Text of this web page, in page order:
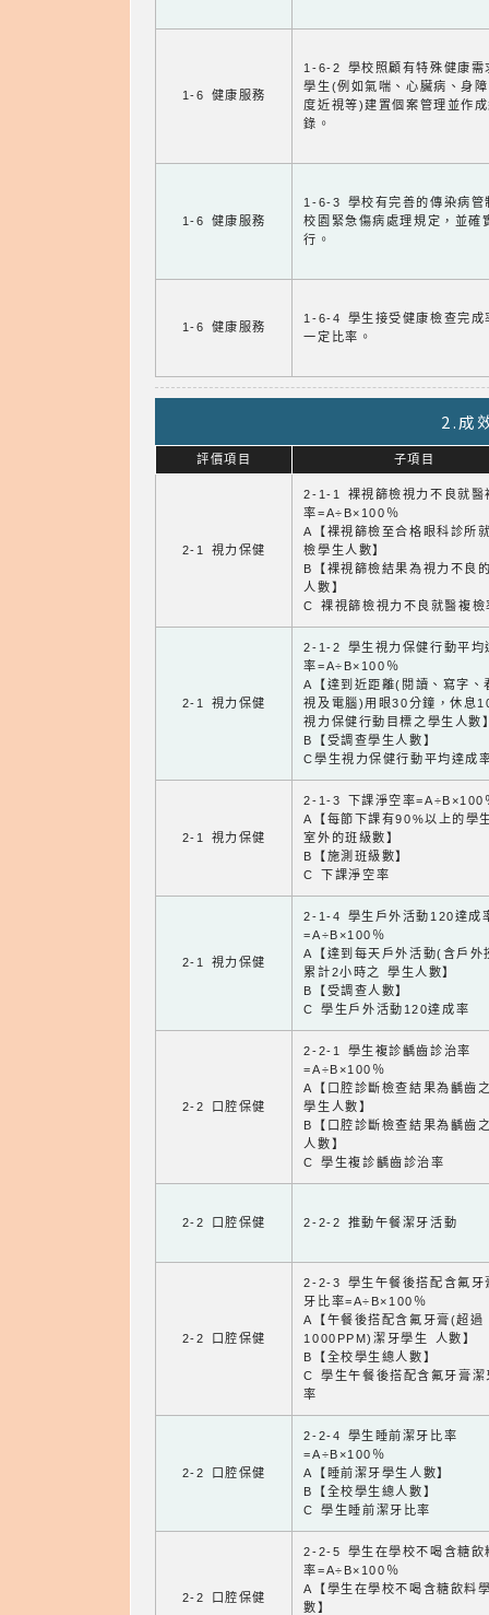
1-6 健康服務
1-6-2 學校照顧有特殊健康需
學生(例如氣喘、心臟病、身
度近視等)建置個案管理並作
錄。
1-6 健康服務
1-6-3 學校有完善的傳染病管
校園緊急傷病處理規定，並確
行。
1-6 健康服務
1-6-4 學生接受健康檢查完成
一定比率。
2.成
評價項目 子項目
2-1 視力保健
2-1-1 裸視篩檢視力不良就醫
率=A÷B×100％
A【裸視篩檢至合格眼科診所
檢學生人數】
B【裸視篩檢結果為視力不良
人數】
C 裸視篩檢視力不良就醫複檢
2-1 視力保健
2-1-2 學生視力保健行動平均
率=A÷B×100％
A【達到近距離(閱讀、寫字、
視及電腦)用眼30分鐘，休息
視力保健行動目標之學生人數
B【受調查學生人數】
C學生視力保健行動平均達成
2-1 視力保健
2-1-3 下課淨空率=A÷B×100
A【每節下課有90%以上的學
室外的班級數】
B【施測班級數】
C 下課淨空率
2-1 視力保健
2-1-4 學生戶外活動120達成
=A÷B×100％
A【達到每天戶外活動(含戶外
累計2小時之 學生人數】
B【受調查人數】
C 學生戶外活動120達成率
2-2 口腔保健
2-2-1 學生複診齲齒診治率
=A÷B×100％
A【口腔診斷檢查結果為齲齒
學生人數】
B【口腔診斷檢查結果為齲齒
人數】
C 學生複診齲齒診治率
2-2 口腔保健 2-2-2 推動午餐潔牙活動
2-2 口腔保健
2-2-3 學生午餐後搭配含氟牙
牙比率=A÷B×100％
A【午餐後搭配含氟牙膏(超過
1000PPM)潔牙學生 人數】
B【全校學生總人數】
C 學生午餐後搭配含氟牙膏潔
率
2-2 口腔保健
2-2-4 學生睡前潔牙比率
=A÷B×100％
A【睡前潔牙學生人數】
B【全校學生總人數】
C 學生睡前潔牙比率
2-2 口腔保健
2-2-5 學生在學校不喝含糖飲
率=A÷B×100％
A【學生在學校不喝含糖飲料
數】